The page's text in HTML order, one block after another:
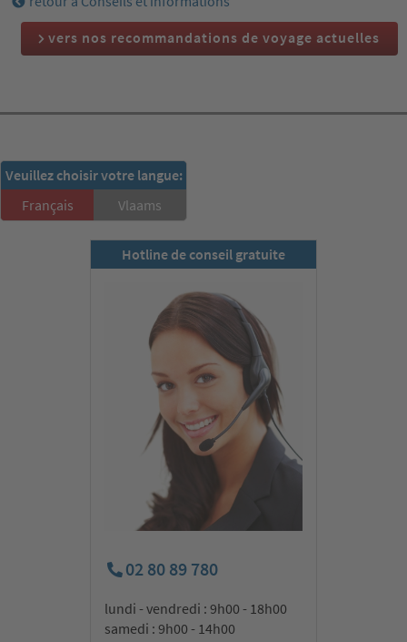
vers nos recommandations de voyage actuelles
Veuillez choisir votre langue:
Français
Vlaams
Hotline de conseil gratuite
02 80 89 780
lundi - vendredi : 9h00 - 18h00
samedi : 9h00 - 14h00